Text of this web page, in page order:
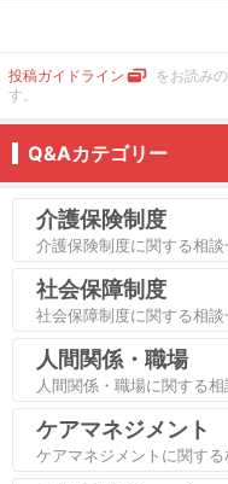
投稿ガイドライン
をお読み
す。
Q&Aカテゴリー
介護保険制度
介護保険制度に関する相談
社会保障制度
社会保障制度に関する相談
人間関係・職場
人間関係・職場に関する相
ケアマネジメント
ケアマネジメントに関する